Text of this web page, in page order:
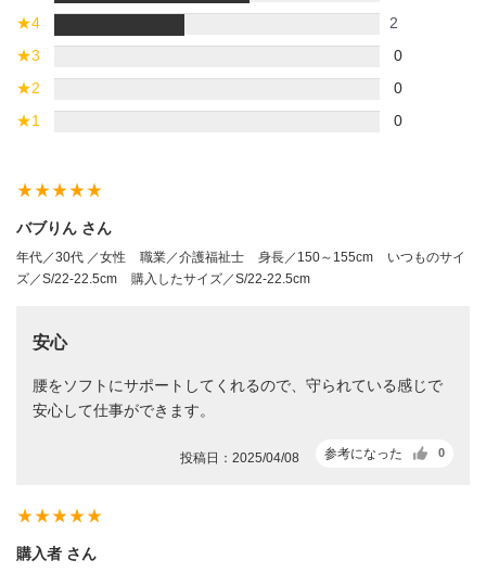
★4
2
★3
0
★2
0
★1 0
star_ratestar_ratestar_ratestar_ratestar_rate
バブりん さん
年代／30代 ／女性 職業／介護福祉士 身長／150～155cm
いつものサイ
ズ／S/22-22.5cm
購入したサイズ／S/22-22.5cm
安心
腰をソフトにサポートしてくれるので、守られている感じで
安心して仕事ができます。
参考になった 0
投稿日：2025/04/08
star_ratestar_ratestar_ratestar_ratestar_rate
購入者 さん